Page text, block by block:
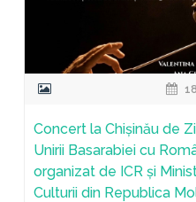
Concert la Chișinău de
Unirii Basarabiei cu
organizat de ICR și
Culturii din Republica